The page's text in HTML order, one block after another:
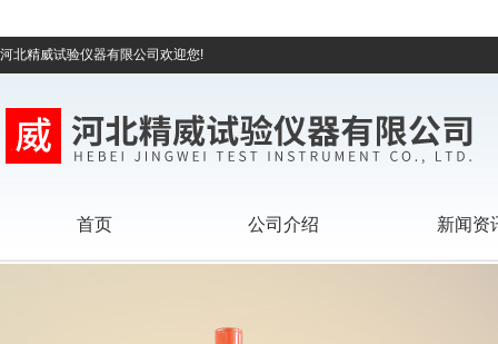
河北精威试验仪器有限公司欢迎您!
首页 公司介绍 新闻资